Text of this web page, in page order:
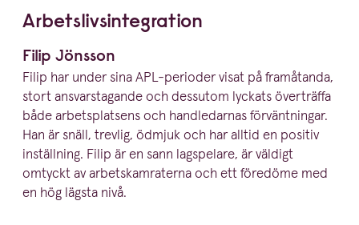
Arbets­livs­in­teg­ration
Filip Jönsson
Filip har under sina APL-perioder visat på framåtanda,
stort ansvars­ta­gande och dessutom lyckats överträffa
både arbets­platsens och handle­darnas förvänt­ningar.
Han är snäll, trevlig, ödmjuk och har alltid en positiv
inställning. Filip är en sann lagspelare, är väldigt
omtyckt av arbets­kam­ra­terna och ett föredöme med
en hög lägsta nivå.